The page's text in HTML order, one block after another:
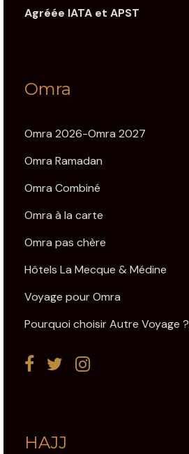
Agréée IATA et APST
Omra
Omra 2026-Omra 2027
Omra Ramadan
Omra Combiné
Omra à la carte
Omra pas chère
Hôtels La Mecque & Médine
Voyage pour Omra
Pourquoi choisir Autre Voyage ?
HAJJ